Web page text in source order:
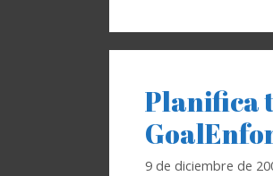
Planifica
9 de diciembre de